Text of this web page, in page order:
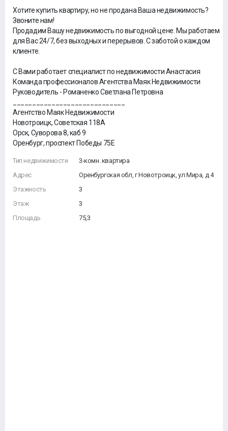
Хотите купить квартиру, но не продана Ваша недвижимость?
Звоните нам!
Продадим Вашу недвижимость по выгодной цене. Мы работаем
для Вас 24/7, без выходных и перерывов. С заботой о каждом
клиенте.
С Вами работает специалист по недвижимости Анастасия
Команда профессионалов Агентства Маяк Недвижимости
Руководитель - Романенко Светлана Петровна
Агентство Маяк Недвижимости
Новотроицк, Советская 118А
Орск, Суворова 8, каб 9
Оренбург, проспект Победы 75Е
Тип недвижимости
Адрес
Этажность
Этаж
Площадь
3-комн. квартира
Оренбургская обл, г Новотроицк, ул Мира, д 4
3
3
75,3